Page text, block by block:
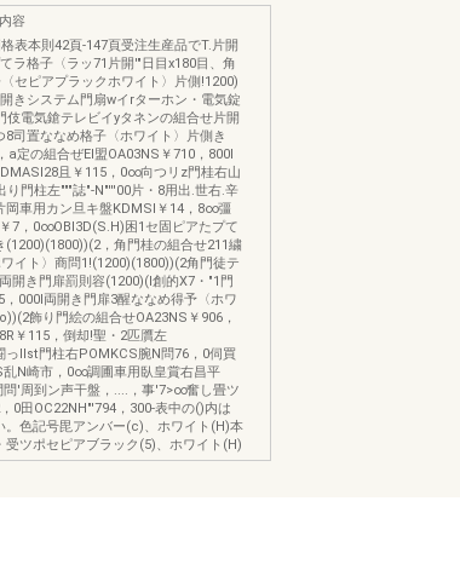
容
表本則42頁-147頁受注生産品でT.片開
ラ格子〈ラッ71片開'"日目x180目、角
セピアプラックホワイト〉片側!1200)
きシステム門扇wイrターホン・電気錠
伎電気鎗テレビイyタネンの組合せ片開
8司置ななめ格子〈ホワイト〉片側き
a定の組合ぜEI盟OA03NS￥710，800I
且￥115，0∞向つリz門桂右山
り門柱左"""誌"-N"'''00片・8用出.世右.辛
岡車用カン旦キ盤KDMSI￥14，8∞彊
7，0∞OBI3D(S.H)困1セ固ピアたプて
(1200)(1800))(2，角門桂の組合せ211繍
イト〉商問1!(1200)(1800))(2角門徒テ
開き門扉罰則容(1200)(I創的X7・"1門
，000I両開き門扉3醒ななめ得予〈ホワ
飾り門絵の組合せOA23NS￥906，
￥115，倒却!聖・2匹贋左
っIlst門柱右POMKCS腕N問76，0伺買
乱N崎市，0∞調圃車用臥皇賞右昌平
問'周到ン声干盤，....，事'7>∞奮し畳ツ
0田OC22NH"'794，300-表中の()内は
。色記号毘アンバー(c)、ホワイト(H)本
受ツポセピアブラック(5)、ホワイト(H)